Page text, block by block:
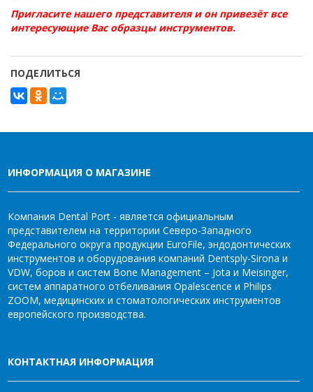
Пригласите нашего представителя и он привезёт все
интересующие Вас образцы инструментов.
ПОДЕЛИТЬСЯ
ИНФОРМАЦИЯ О МАГАЗИНЕ
Компания Dental Port - является официальным
представителем на территории Северо-Западного
Федерального округа продукции EuroFile, эндодонтических
инструментов и оборудования компаний Dentsply-Sirona и
VDW, боров и систем Bone Management – Jota и Meisinger,
систем аппаратного отбеливания Opalescence и Philips
ZOOM, медицинских и стоматологических инструментов
европейского производства.
КОНТАКТНАЯ ИНФОРМАЦИЯ